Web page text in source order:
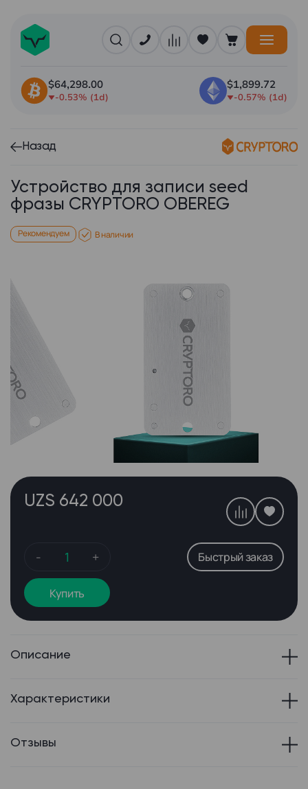
$64,298.00
-0.53% (1d)
$1,899.72
-0.57% (1d)
Назад
Устройство для записи seed
фразы CRYPTORO OBEREG
Рекомендуем В наличии
Описание
Характеристики
Отзывы
UZS 642 000
- + Быстрый заказ
Купить